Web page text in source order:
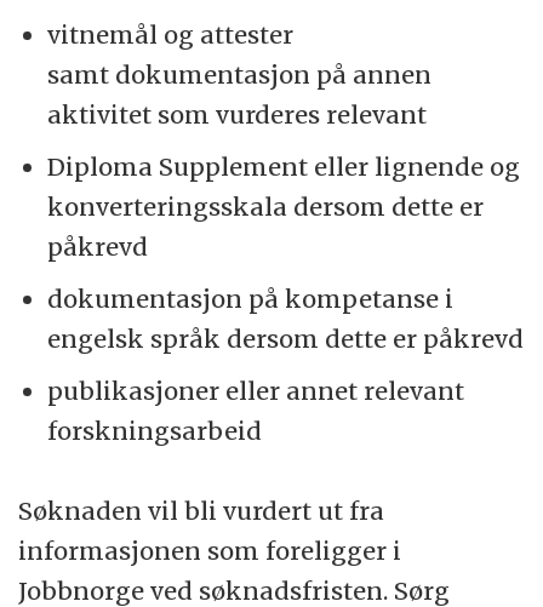
vitnemål og attester
samt dokumentasjon på annen
aktivitet som vurderes relevant
Diploma Supplement eller lignende og
konverteringsskala dersom dette er
påkrevd
dokumentasjon på kompetanse i
engelsk språk dersom dette er påkrevd
publikasjoner eller annet relevant
forskningsarbeid
Søknaden vil bli vurdert ut fra
informasjonen som foreligger i
Jobbnorge ved søknadsfristen. Sørg